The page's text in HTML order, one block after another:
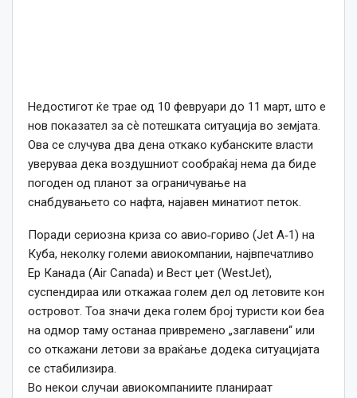
Недостигот ќе трае од 10 февруари до 11 март, што е
нов показател за сѐ потешката ситуација во земјата.
Ова се случува два дена откако кубанските власти
уверуваа дека воздушниот сообраќај нема да биде
погоден од планот за ограничување на
снабдувањето со нафта, најавен минатиот петок.
Поради сериозна криза со авио‑гориво (Jet A‑1) на
Куба, неколку големи авиокомпании, највпечатливо
Ер Канада (Air Canada) и Вест џет (WestJet),
суспендираа или откажаа голем дел од летовите кон
островот. Тоа значи дека голем број туристи кои беа
на одмор таму останаа привремено „заглавени“ или
со откажани летови за враќање додека ситуацијата
се стабилизира.
Во некои случаи авиокомпаниите планираат